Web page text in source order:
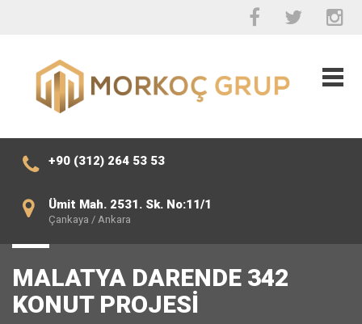
+90 (312) 264 53 53
Ümit Mah. 2531. Sk. No:11/1
Çankaya / Ankara
MALATYA DARENDE 342
KONUT PROJESI